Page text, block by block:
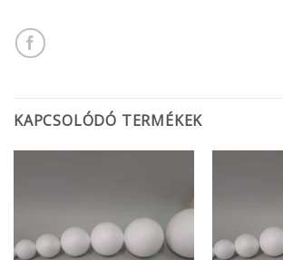
KAPCSOLÓDÓ TERMÉKEK